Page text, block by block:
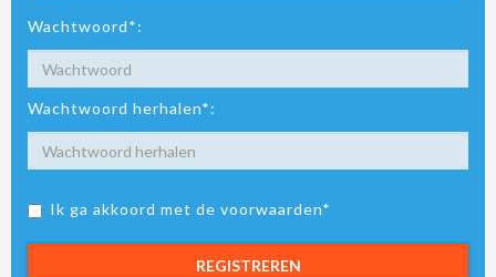
Wachtwoord*:
Wachtwoord herhalen*:
Ik ga akkoord met de voorwaarden*
REGISTREREN